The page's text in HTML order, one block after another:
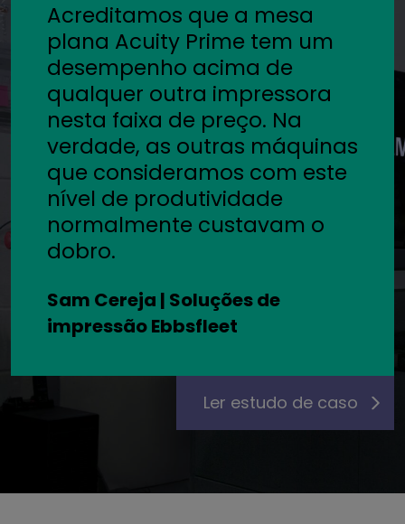
Acreditamos que a mesa
plana Acuity Prime tem um
desempenho acima de
qualquer outra impressora
nesta faixa de preço. Na
verdade, as outras máquinas
que consideramos com este
nível de produtividade
normalmente custavam o
dobro.
Sam Cereja | Soluções de
impressão Ebbsfleet
Ler estudo de caso